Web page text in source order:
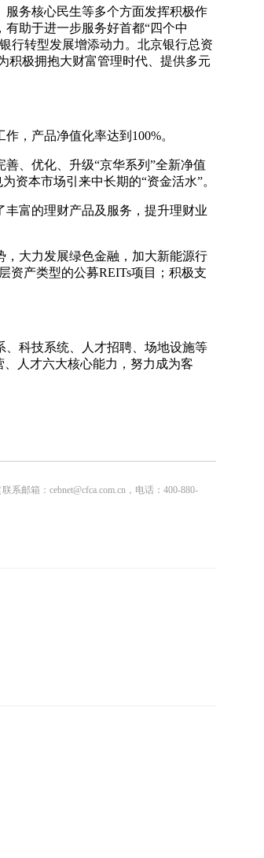
务核心民生等多个方面发挥积极作
助于进一步服务好首都“四个中
行转型发展增添动力。北京银行总资
积极拥抱大财富管理时代、提供多元
，产品净值化率达到100%。
、优化、升级“京华系列”全新净值
资本市场引来中长期的“资金活水”。
富的理财产品及服务，提升理财业
，大力发展绿色金融，加大新能源行
资产类型的公募REITs项目；积极支
科技系统、人才招聘、场地设施等
人才六大核心能力，努力成为客
邮箱：cebnet@cfca.com.cn，电话：400-880-